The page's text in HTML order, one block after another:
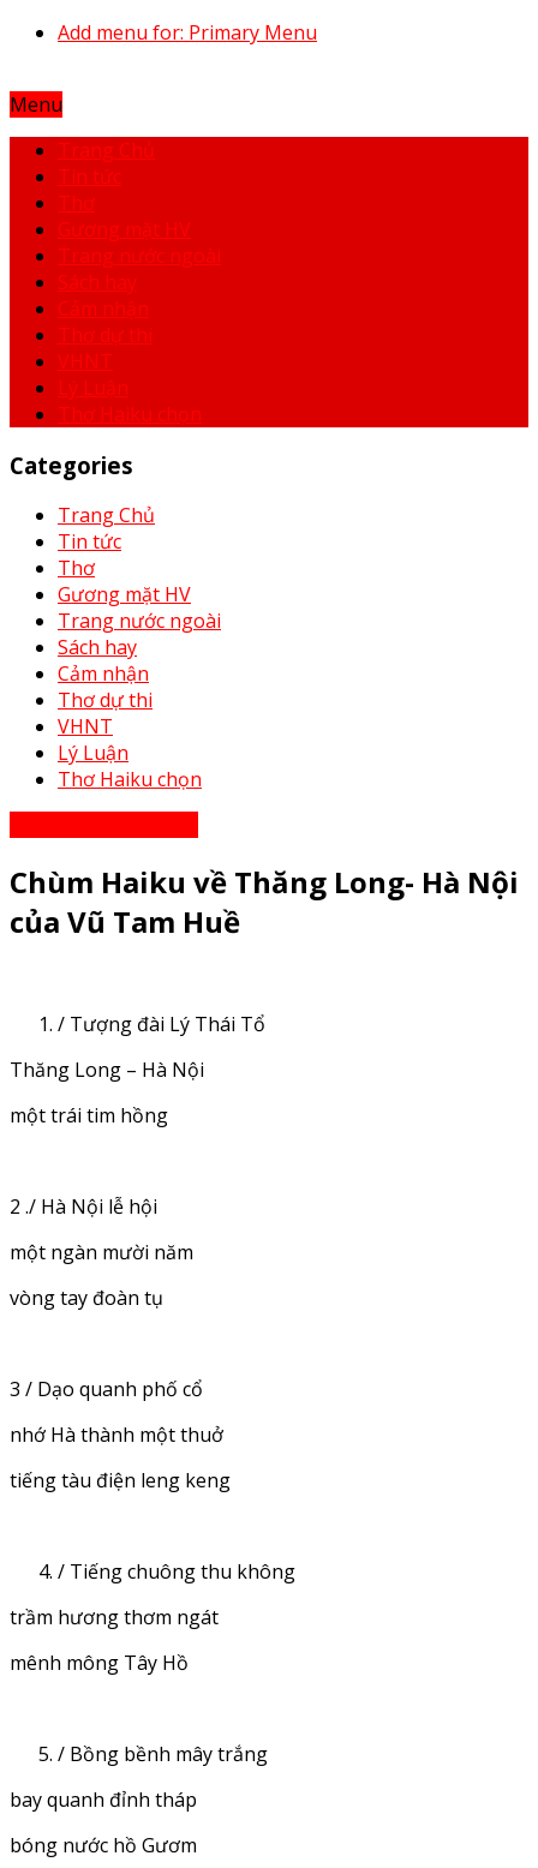
Add menu for: Primary Menu
Menu
Trang Chủ
Tin tức
Thơ
Gương mặt HV
Trang nước ngoài
Sách hay
Cảm nhận
Thơ dự thi
VHNT
Lý Luận
Thơ Haiku chọn
Categories
Trang Chủ
Tin tức
Thơ
Gương mặt HV
Trang nước ngoài
Sách hay
Cảm nhận
Thơ dự thi
VHNT
Lý Luận
Thơ Haiku chọn
Chùm Haiku về Thăng Long- Hà Nội
của Vũ Tam Huề
/ Tượng đài Lý Thái Tổ
Thăng Long – Hà Nội
một trái tim hồng
2 ./ Hà Nội lễ hội
một ngàn mười năm
vòng tay đoàn tụ
3 / Dạo quanh phố cổ
nhớ Hà thành một thuở
tiếng tàu điện leng keng
/ Tiếng chuông thu không
trầm hương thơm ngát
mênh mông Tây Hồ
/ Bồng bềnh mây trắng
bay quanh đỉnh tháp
bóng nước hồ Gươm